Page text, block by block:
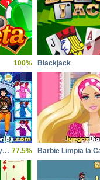
100% Blackjack
Princess winter olympics 77.5% Barbie Limpia la